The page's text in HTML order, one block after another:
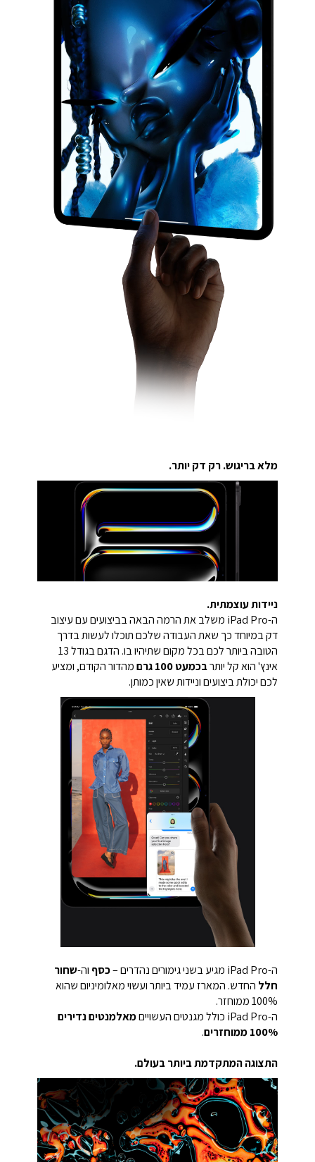
מלא בריגוש. רק דק יותר.
ניידות עוצמתית.
ה-iPad Pro משלב את הרמה הבאה בביצועים עם עיצוב
דק במיוחד כך שאת העבודה שלכם תוכלו לעשות בדרך
הטובה ביותר לכם בכל מקום שתיהיו בו. הדגם בגודל 13
אינץ' הוא קל יותרבכמעט 100 גרם
מהדור הקודם, ומציע
לכם יכולת ביצועים וניידות שאין כמותן.
ה-iPad Pro מגיע בשני גימורים נהדרים – כסף וה-שחור
חלל החדש. המארז עמיד ביותר ועשוי מאלומיניום שהוא
100% ממוחזר.
ה-iPad Pro כולל מגנטים העשויים
מאלמנטים נדירים
100% ממוחזרים
.
התצוגה המתקדמת ביותר בעולם.